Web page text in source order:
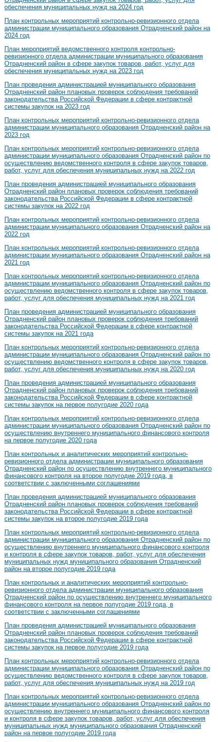
обеспечения муниципальных нужд на 2024 год
План контрольных мероприятий контрольно-ревизионного отдела
администрации муниципального образования Отрадненский район на
2024 год
План мероприятий ведомственного контроля контрольно-
ревизионного отдела администрации муниципального образования
Отрадненский район в сфере закупок товаров, работ, услуг для
обеспечения муниципальных нужд на 2023 год
План проведения администрацией муниципального образования
Отрадненский район плановых проверок соблюдения требований
законодательства Российской Федерации в сфере контрактной
системы закупок на 2023 год
План контрольных мероприятий контрольно-ревизионного отдела
администрации муниципального образования Отрадненский район на
2023 год
План контрольных мероприятий контрольно-ревизионного отдела
администрации муниципального образования Отрадненский район по
осуществлению ведомственного контроля в сфере закупок товаров,
работ, услуг для обеспечения муниципальных нужд на 2022 год
План проведения администрацией муниципального образования
Отрадненский район плановых проверок соблюдения требований
законодательства Российской Федерации в сфере контрактной
системы закупок на 2022 год
План контрольных мероприятий контрольно-ревизионного отдела
администрации муниципального образования Отрадненский район на
2022 год
План контрольных мероприятий контрольно-ревизионного отдела
администрации муниципального образования Отрадненский район на
2021 год
План контрольных мероприятий контрольно-ревизионного отдела
администрации муниципального образования Отрадненский район по
осуществлению ведомственного контроля в сфере закупок товаров,
работ, услуг для обеспечения муниципальных нужд на 2021 год
План проведения администрацией муниципального образования
Отрадненский район плановых проверок соблюдения требований
законодательства Российской Федерации в сфере контрактной
системы закупок на 2021 года
План контрольных мероприятий контрольно-ревизионного отдела
администрации муниципального образования Отрадненский район по
осуществлению ведомственного контроля в сфере закупок товаров,
работ, услуг для обеспечения муниципальных нужд на 2020 год
План проведения администрацией муниципального образования
Отрадненский район плановых проверок соблюдения требований
законодательства Российской Федерации в сфере контрактной
системы закупок на первое полугодие 2020 года
План контрольных мероприятий контрольно-ревизионного отдела
администрации муниципального образования Отрадненский район по
осуществлению внутреннего муниципального финансового контроля
на первое полугодие 2020 года
План контрольных и аналитических мероприятий контрольно-
ревизионного отдела администрации муниципального образования
Отрадненский район по осуществлению внутреннего муниципального
финансового контроля на второе полугодие 2019 года, в
соответствии с заключенными соглашениями
План проведения администрацией муниципального образования
Отрадненский район плановых проверок соблюдения требований
законодательства Российской Федерации в сфере контрактной
системы закупок на второе полугодие 2019 года
План контрольных мероприятий контрольно-ревизионного отдела
администрации муниципального образования Отрадненский район по
осуществлению внутреннего муниципального финансового контроля
и контроля в сфере закупок товаров, работ, услуг для обеспечения
муниципальных нужд муниципального образования Отрадненский
район на второе полугодие 2019 года
План контрольных и аналитических мероприятий контрольно-
ревизионного отдела администрации муниципального образования
Отрадненский район по осуществлению внутреннего муниципального
финансового контроля на первое полугодие 2019 года, в
соответствии с заключенными соглашениями
План проведения администрацией муниципального образования
Отрадненский район плановых проверок соблюдения требований
законодательства Российской Федерации в сфере контрактной
системы закупок на первое полугодие 2019 года
План контрольных мероприятий контрольно-ревизионного отдела
администрации муниципального образования Отрадненский район по
осуществлению ведомственного контроля в сфере закупок товаров,
работ, услуг для обеспечения муниципальных нужд на 2019 год
План контрольных мероприятий контрольно-ревизионного отдела
администрации муниципального образования Отрадненский район по
осуществлению внутреннего муниципального финансового контроля
и контроля в сфере закупок товаров, работ, услуг для обеспечения
муниципальных нужд муниципального образования Отрадненский
район на первое полугодие 2019 года